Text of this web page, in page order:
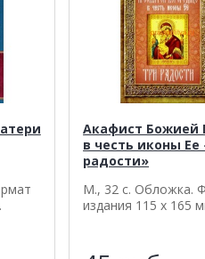
Акафист Божией
в честь иконы Ее
радости»
М., 32 с. Обложка.
издания 115 х 165